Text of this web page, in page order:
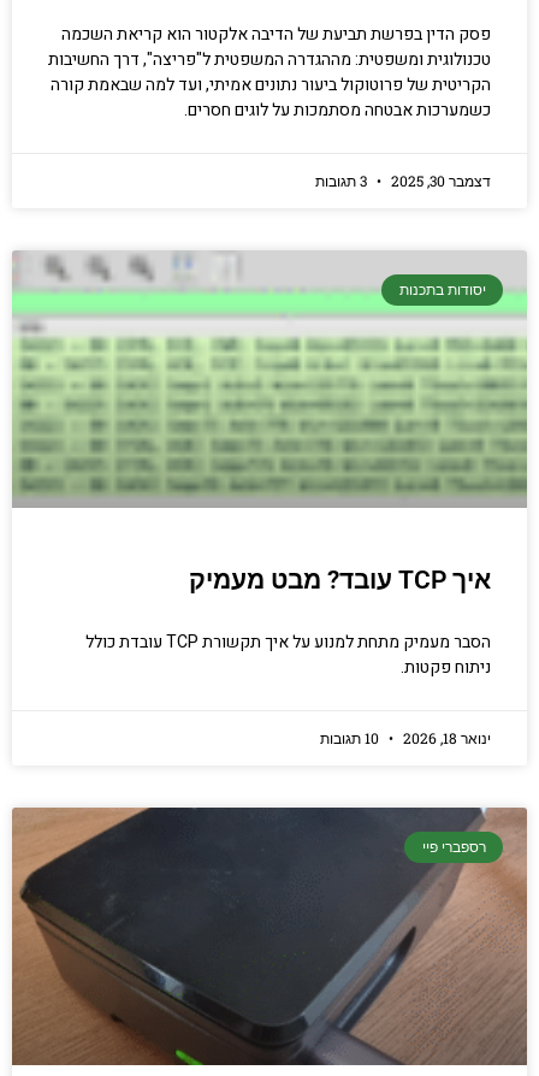
פסק הדין בפרשת תביעת של הדיבה אלקטור הוא קריאת השכמה
טכנולוגית ומשפטית: מההגדרה המשפטית ל"פריצה", דרך החשיבות
הקריטית של פרוטוקול ביעור נתונים אמיתי, ועד למה שבאמת קורה
כשמערכות אבטחה מסתמכות על לוגים חסרים.
דצמבר 30, 2025
יסודות בתכנות
איך TCP עובד? מבט מעמיק
הסבר מעמיק מתחת למנוע על איך תקשורת TCP עובדת כולל
ניתוח פקטות.
ינואר 18, 2026
רספברי פיי